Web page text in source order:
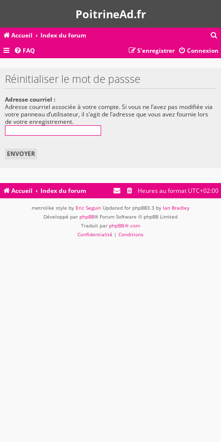
PoitrineAd.fr
Accueil Index du forum
c
FAQ Connexion
S’enregistrer
Réinitialiser le mot de passse
Adresse courriel :
Adresse courriel associée à votre compte. Si vous ne l’avez pas modifiée via
votre panneau d’utilisateur, il s’agit de l’adresse que vous avez fournie lors
de votre enregistrement.
Accueil Index du forum Heures au format UTC+02:00
metrolike style by Eric Seguin Updated for phpBB3.3 by Ian Bradley
Développé par phpBB® Forum Software © phpBB Limited
Traduit par phpBB-fr.com
Confidentialité | Conditions